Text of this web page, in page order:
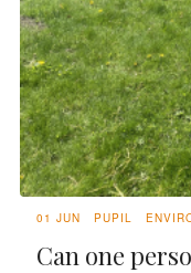
01 JUN PUPIL
Can one